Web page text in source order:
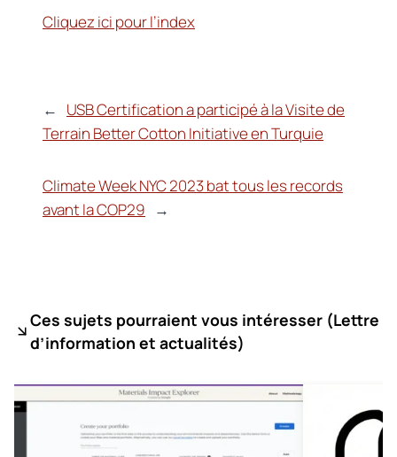
Cliquez ici pour l’index
←
USB Certification a participé à la Visite de
Terrain Better Cotton Initiative en Turquie
Climate Week NYC 2023 bat tous les records
avant la COP29
→
Ces sujets pourraient vous intéresser (Lettre
d’information et actualités)